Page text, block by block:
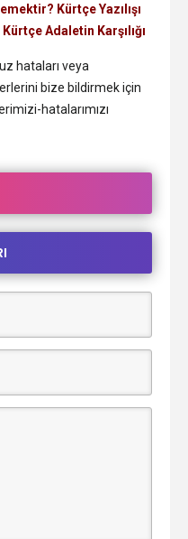
Kürtçe Yazılışı
Adaletin Karşılığı
hataları veya
bize bildirmek için
hatalarımızı